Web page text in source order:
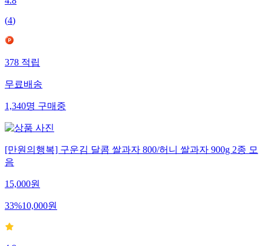
4.8
(4)
378적립
무료배송
1,340명구매중
[만원의행복] 구운김 달콤 쌀과자 800/허니 쌀과자 900g 2종 모
음
15,000원
33%10,000원